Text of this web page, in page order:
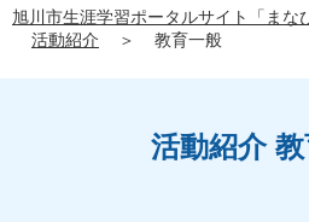
旭川市生涯学習ポータルサイト「まな
活動紹介
＞ 教育一般
活動紹介